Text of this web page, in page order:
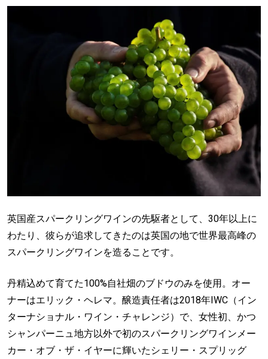
英国産スパークリングワインの先駆者として、30年以上に
わたり、彼らが追求してきたのは英国の地で世界最高峰の
スパークリングワインを造ることです。
丹精込めて育てた100%自社畑のブドウのみを使用。オー
ナーはエリック・ヘレマ。醸造責任者は2018年IWC（イン
ターナショナル・ワイン・チャレンジ）で、女性初、かつ
シャンパーニュ地方以外で初のスパークリングワインメー
カー・オブ・ザ・イヤーに輝いたシェリー・スプリッグ